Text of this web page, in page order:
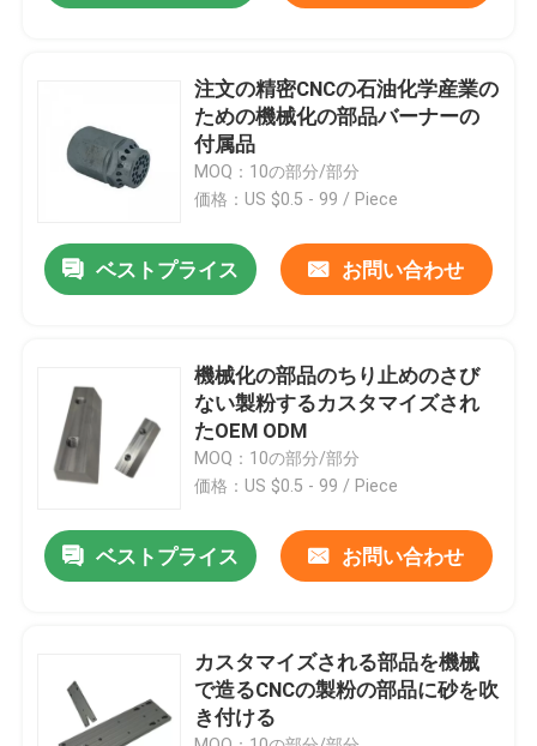
プロダクト
工場旅行
私達に連絡しなさい
消失型鋳造法の部品
精密消失型鋳造法
ロストワックスインベストメントキャスティング
注文の精密CNCの石油化学産業の
ための機械化の部品バーナーの
付属品
MOQ：10の部分/部分
価格：US $0.5 - 99 / Piece
ベストプライス お問い合わせ
機械化の部品のちり止めのさび
ない製粉するカスタマイズされ
たOEM ODM
MOQ：10の部分/部分
価格：US $0.5 - 99 / Piece
ベストプライス お問い合わせ
カスタマイズされる部品を機械
で造るCNCの製粉の部品に砂を吹
き付ける